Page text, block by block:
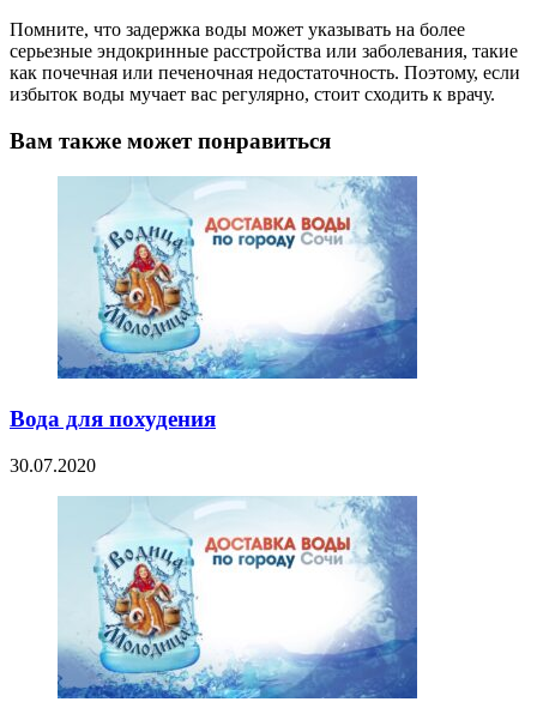
Помните, что задержка воды может указывать на более
серьезные эндокринные расстройства или заболевания, такие
как почечная или печеночная недостаточность. Поэтому, если
избыток воды мучает вас регулярно, стоит сходить к врачу.
Вам также может понравиться
Вода для похудения
30.07.2020